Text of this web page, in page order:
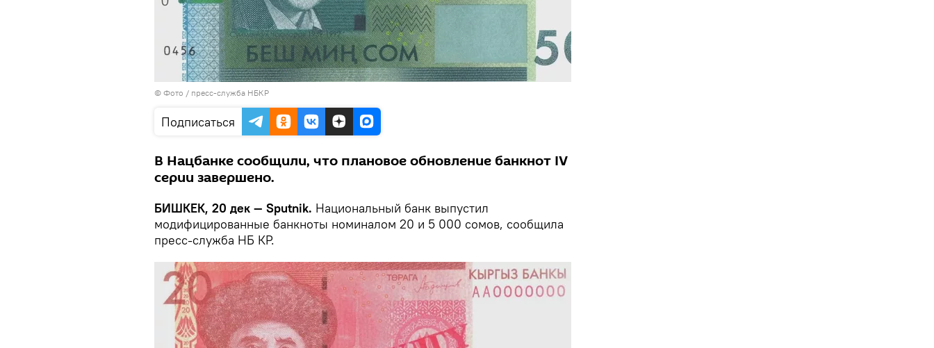
© Фото / пресс-служба НБКР
Подписаться
В Нацбанке сообщили, что плановое обновление банкнот IV
серии завершено.
БИШКЕК, 20 дек — Sputnik. Национальный банк выпустил
модифицированные банкноты номиналом 20 и 5 000 сомов, сообщила
пресс-служба НБ КР.